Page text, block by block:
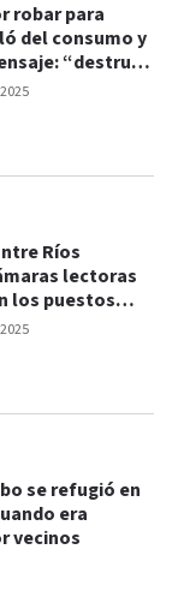
robar para
del consumo y
“destruís
Ríos
lectoras
los puestos
se refugió en
era
vecinos